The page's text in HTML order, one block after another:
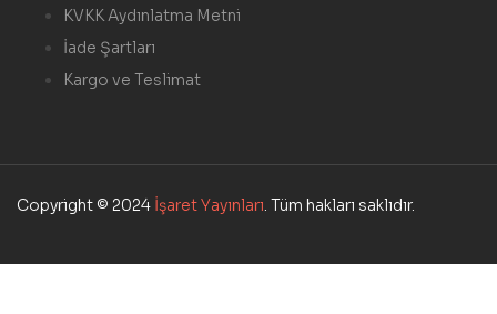
KVKK Aydınlatma Metni
İade Şartları
Kargo ve Teslimat
Copyright © 2024 İşaret Yayınları. Tüm hakları saklıdır.